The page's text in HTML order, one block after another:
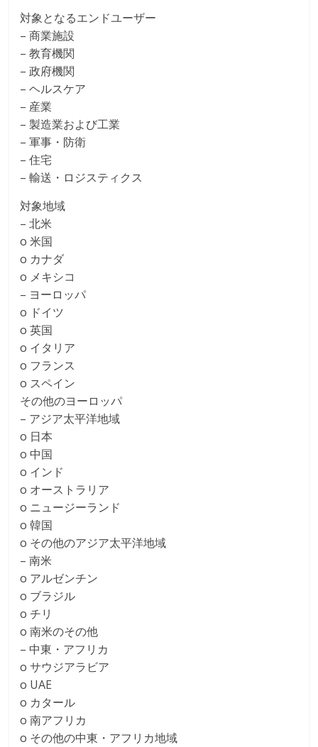
対象となるエンドユーザー
– 商業施設
– 教育機関
– 政府機関
– ヘルスケア
– 産業
– 製造業および工業
– 軍事・防衛
– 住宅
– 輸送・ロジスティクス
対象地域
– 北米
o 米国
o カナダ
o メキシコ
– ヨーロッパ
o ドイツ
o 英国
o イタリア
o フランス
o スペイン
その他のヨーロッパ
– アジア太平洋地域
o 日本
o 中国
o インド
o オーストラリア
o ニュージーランド
o 韓国
o その他のアジア太平洋地域
– 南米
o アルゼンチン
o ブラジル
o チリ
o 南米のその他
– 中東・アフリカ
o サウジアラビア
o UAE
o カタール
o 南アフリカ
o その他の中東・アフリカ地域